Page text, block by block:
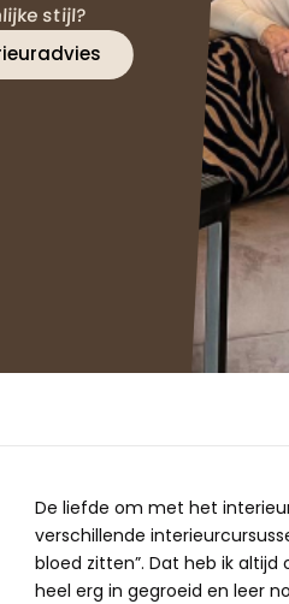
stijl?
De liefde om met het
verschillende
bloed zitten”. Dat heb ik
heel erg in gegroeid en leer